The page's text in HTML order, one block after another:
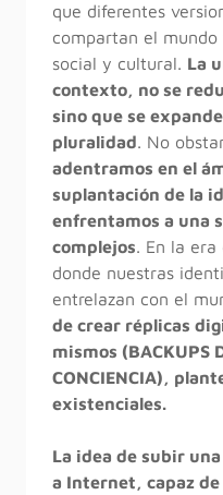
que diferentes
compartan el
social y cultural. La
contexto, no se
sino que se
pluralidad. No
adentramos en el
suplantación de la
enfrentamos a una
complejos. En la
donde nuestras
entrelazan con el
de crear réplicas
mismos (BACKUPS
CONCIENCIA),
existenciales.
La idea de subir
a Internet, capaz